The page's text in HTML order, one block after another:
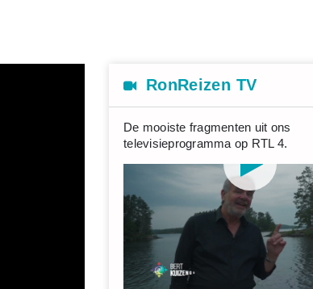
RonReizen TV
De mooiste fragmenten uit ons
televisieprogramma op RTL 4.